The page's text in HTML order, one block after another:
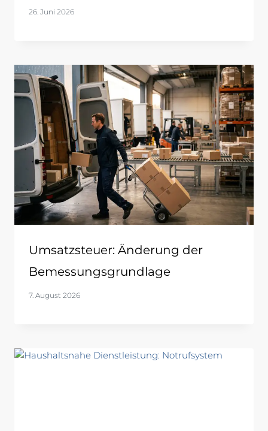
26. Juni 2026
Umsatzsteuer: Änderung der
Bemessungsgrundlage
7. August 2026